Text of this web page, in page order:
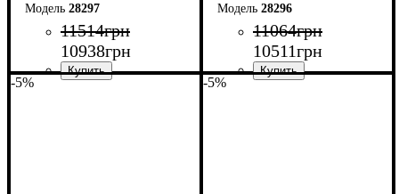
28297
11514грн
10938грн
28296
11064грн
10511грн
-5% -5%